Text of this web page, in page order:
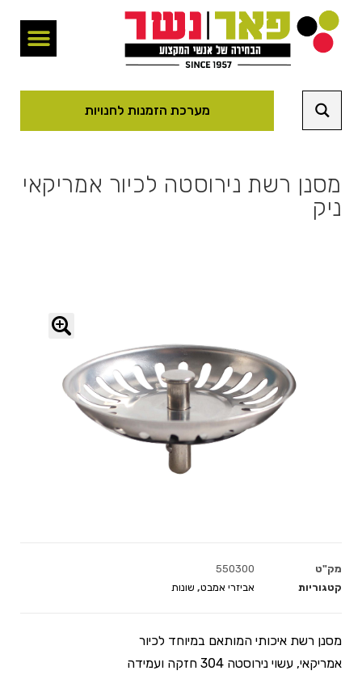
מערכת הזמנות לחנויות
מסנן רשת נירוסטה לכיור אמריקאי
ניק
מק"ט
550300
קטגוריות
אביזרי אמבט, שונות
מסנן רשת איכותי המותאם במיוחד לכיור
אמריקאי, עשוי נירוסטה 304 חזקה ועמידה